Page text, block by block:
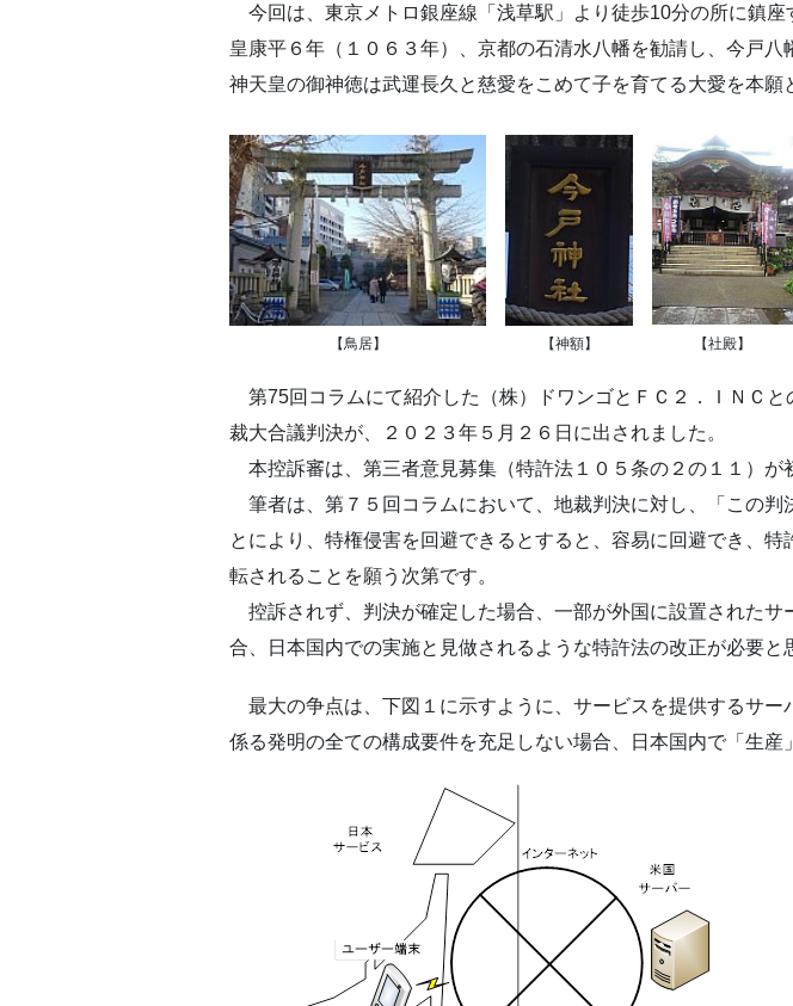
今回は、東京メトロ銀座線「浅草駅」より徒歩10分の所に鎮
皇康平６年（１０６３年）、京都の石清水八幡を勧請し、今戸
神天皇の御神徳は武運長久と慈愛をこめて子を育てる大愛を本願
【鳥居】 【神額】 【社殿】
第75回コラムにて紹介した（株）ドワンゴとＦＣ２．ＩＮＣ
裁大合議判決が、２０２３年５月２６日に出されました。
本控訴審は、第三者意見募集（特許法１０５条の２の１１）が
筆者は、第７５回コラムにおいて、地裁判決に対し、「この判
とにより、特権侵害を回避できるとすると、容易に回避でき、
転されることを願う次第です。
控訴されず、判決が確定した場合、一部が外国に設置された
合、日本国内での実施と見做されるような特許法の改正が必要と
最大の争点は、下図１に示すように、サービスを提供するサ
係る発明の全ての構成要件を充足しない場合、日本国内で「生産